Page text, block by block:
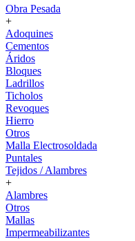
Obra Pesada
+
Adoquines
Cementos
Áridos
Bloques
Ladrillos
Ticholos
Revoques
Hierro
Otros
Malla Electrosoldada
Puntales
Tejidos / Alambres
+
Alambres
Otros
Mallas
Impermeabilizantes